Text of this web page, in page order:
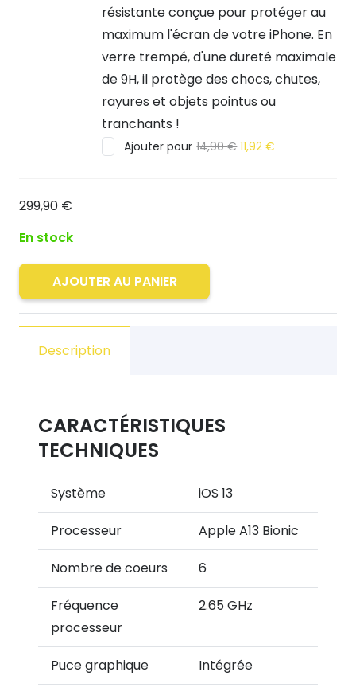
résistante conçue pour protéger au
maximum l'écran de votre iPhone. En
verre trempé, d'une dureté maximale
de 9H, il protège des chocs, chutes,
rayures et objets pointus ou
tranchants !
Ajouter pour 14,90€Le
prix
11,92€
299,90 €
En stock
quantité
de
iPhone
Grade
AJOUTER AU PANIER
Description
CARACTÉRISTIQUES
TECHNIQUES
Système iOS 13
Processeur Apple A13 Bionic
Nombre de coeurs 6
Fréquence
processeur
2.65 GHz
Puce graphique Intégrée